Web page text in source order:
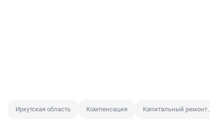
Иркутская область Компенсация Капитальный ремонт